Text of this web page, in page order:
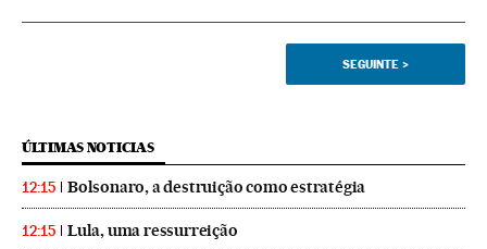
SEGUINTE >
ÚLTIMAS NOTICIAS
12:15 Bolsonaro, a destruição como estratégia
12:15 Lula, uma ressurreição